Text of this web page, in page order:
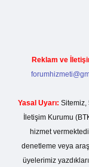
Reklam ve
Yasal Uyarı: Sitemiz,
İletişim Kurumu
hizmet
denetleme veya
üyelerimiz